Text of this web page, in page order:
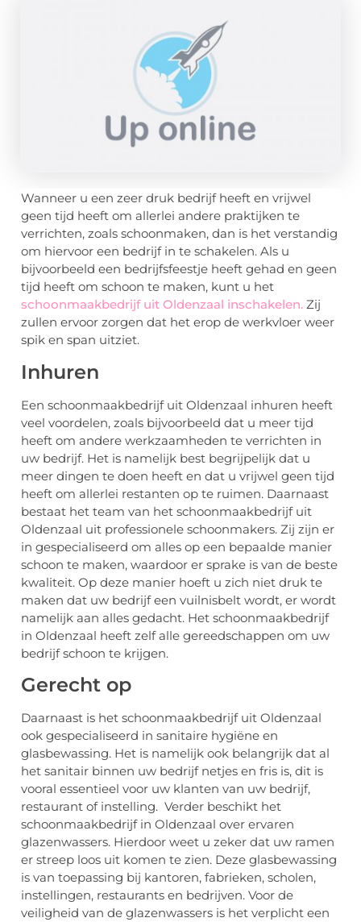
Wanneer u een zeer druk bedrijf heeft en vrijwel
geen tijd heeft om allerlei andere praktijken te
verrichten, zoals schoonmaken, dan is het verstandig
om hiervoor een bedrijf in te schakelen. Als u
bijvoorbeeld een bedrijfsfeestje heeft gehad en geen
tijd heeft om schoon te maken, kunt u het
schoonmaakbedrijf uit Oldenzaal inschakelen. Zij
zullen ervoor zorgen dat het erop de werkvloer weer
spik en span uitziet.
Inhuren
Een schoonmaakbedrijf uit Oldenzaal inhuren heeft
veel voordelen, zoals bijvoorbeeld dat u meer tijd
heeft om andere werkzaamheden te verrichten in
uw bedrijf. Het is namelijk best begrijpelijk dat u
meer dingen te doen heeft en dat u vrijwel geen tijd
heeft om allerlei restanten op te ruimen. Daarnaast
bestaat het team van het schoonmaakbedrijf uit
Oldenzaal uit professionele schoonmakers. Zij zijn er
in gespecialiseerd om alles op een bepaalde manier
schoon te maken, waardoor er sprake is van de beste
kwaliteit. Op deze manier hoeft u zich niet druk te
maken dat uw bedrijf een vuilnisbelt wordt, er wordt
namelijk aan alles gedacht. Het schoonmaakbedrijf
in Oldenzaal heeft zelf alle gereedschappen om uw
bedrijf schoon te krijgen.
Gerecht op
Daarnaast is het schoonmaakbedrijf uit Oldenzaal
ook gespecialiseerd in sanitaire hygiëne en
glasbewassing. Het is namelijk ook belangrijk dat al
het sanitair binnen uw bedrijf netjes en fris is, dit is
vooral essentieel voor uw klanten van uw bedrijf,
restaurant of instelling. Verder beschikt het
schoonmaakbedrijf in Oldenzaal over ervaren
glazenwassers. Hierdoor weet u zeker dat uw ramen
er streep loos uit komen te zien. Deze glasbewassing
is van toepassing bij kantoren, fabrieken, scholen,
instellingen, restaurants en bedrijven. Voor de
veiligheid van de glazenwassers is het verplicht een